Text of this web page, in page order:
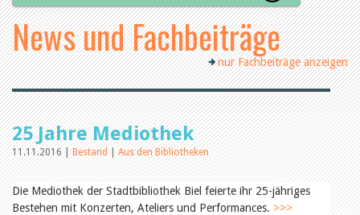
News und Fachbeiträge
Bibliotheken
Agenda
Dienstleistungen
Zur Artikelübersicht
Lesenswert
Gut bewertet
Kategorien
Aus dem Amt für Kultur
Aus der Kommission
Aus den Bibliotheken
Organisation
Raum und Infrastruktur
Bestand
Benutzung
Finanzen
Personal
News und Fachbeiträge
nur Fachbeiträge anzeigen
25 Jahre Mediothek
11.11.2016 |Bestand|Aus den Bibliotheken
Die Mediothek der Stadtbibliothek Biel feierte ihr 25-jähriges
Bestehen mit Konzerten, Ateliers und Performances. >>>